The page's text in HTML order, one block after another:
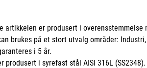
artikkelen er produsert i
brukes på et stort utvalg områder:
i 5 år.
produsert i syrefast stål AISI 316L